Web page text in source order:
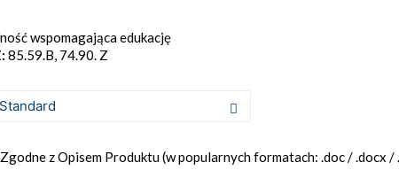
wspomagająca edukację
85.59.B, 74.90. Z
z Opisem Produktu (w popularnych formatach: .doc / .docx /